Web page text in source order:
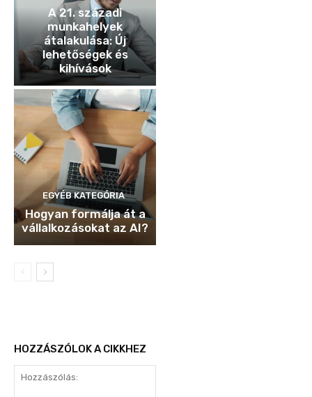
A 21. századi
munkahelyek
átalakulása: Új
lehetőségek és
kihívások
EGYÉB KATEGÓRIA
Hogyan formálja át a
vállalkozásokat az AI?
HOZZÁSZÓLOK A CIKKHEZ